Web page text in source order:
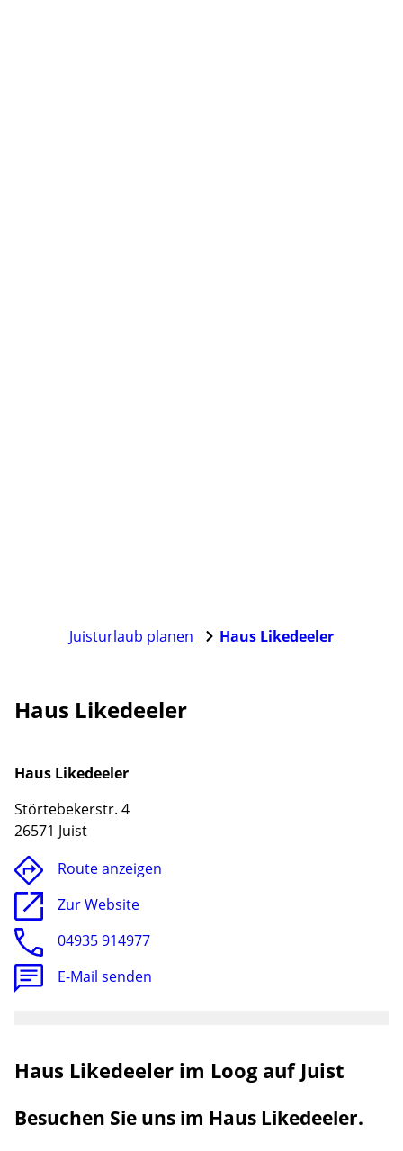
Lade
Juisturlaub planen Haus Likedeeler
Haus Likedeeler
Haus Likedeeler im Loog auf Juist
Besuchen Sie uns im Haus Likedeeler.
Haus Likedeeler
Störtebekerstr. 4
26571 Juist
Route anzeigen
Zur Website
04935 914977
E-Mail senden